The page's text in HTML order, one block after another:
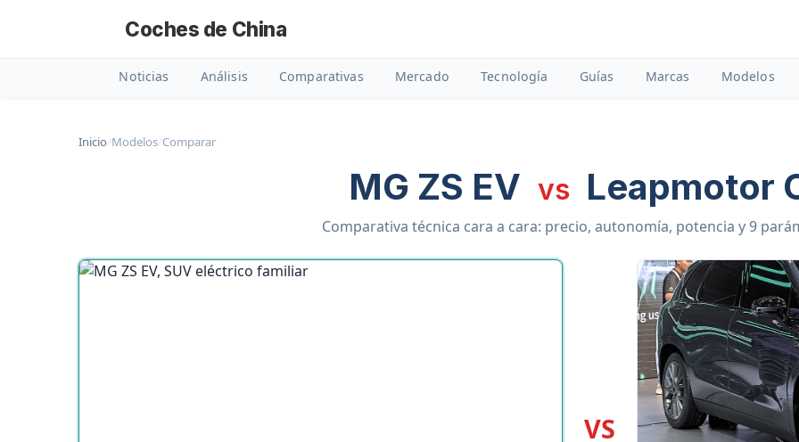
Coches de China
Noticias Análisis Comparativas Mercado Tecnología Guías Marcas Modelos
Inicio/Modelos/Comparar
MG ZS EV vs Leapmotor
Comparativa técnica cara a cara: precio, autonomía, potencia y 9
VS